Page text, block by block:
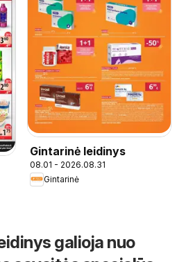
Gintarinė leidinys
08.01 - 2026.08.31
Gintarinė
galioja nuo